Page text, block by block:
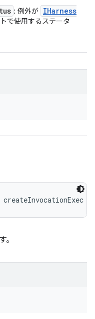
: 例外が IHarness
で使用するステータ
createInvocationExec (